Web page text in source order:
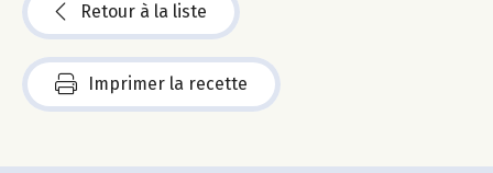
Retour à la liste
Imprimer la recette